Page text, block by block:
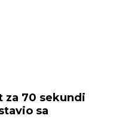
za 70 sekundi
sa